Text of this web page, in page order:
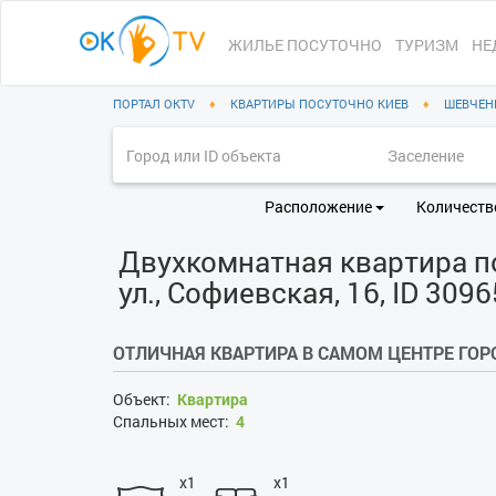
ЖИЛЬЕ ПОСУТОЧНО ТУРИЗМ
ПОРТАЛ OKTV ♦ КВАРТИРЫ ПОСУТОЧНО КИЕВ ♦
Расположение
Двухкомнатная квартира
ул., Софиевская, 16, ID
ОТЛИЧНАЯ КВАРТИРА В САМОМ ЦЕНТРЕ
Объект: Квартира
Спальных мест: 4
x1 x1